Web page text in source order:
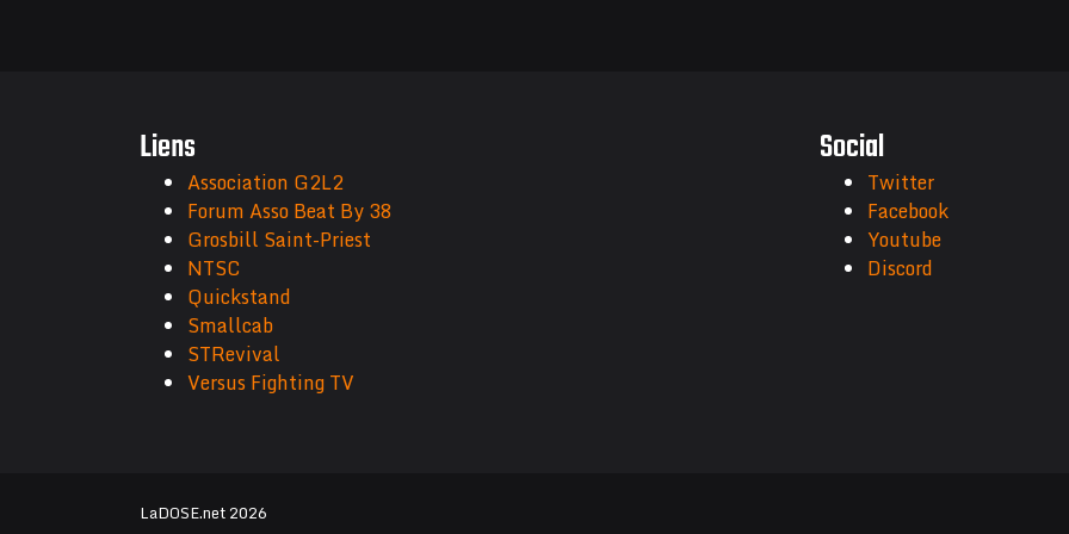
Liens
Association G2L2
Forum Asso Beat By 38
Grosbill Saint-Priest
NTSC
Quickstand
Smallcab
STRevival
Versus Fighting TV
Social
Twitter
Facebook
Youtube
Discord
LaDOSE.net 2026